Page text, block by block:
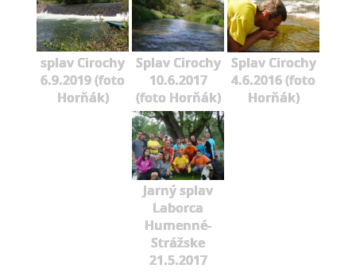
splav Cirochy
6.9.2019 (foto
Horňák)
Splav Cirochy
10.6.2017
(foto Horňák)
Splav Cirochy
4.6.2016 (foto
Horňák)
Jarný splav
Laborca
Humenné-
Strážske
21.5.2017